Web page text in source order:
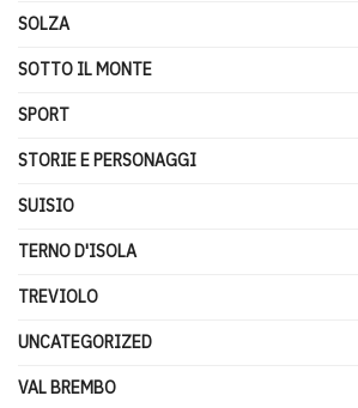
SOLZA
SOTTO IL MONTE
SPORT
STORIE E PERSONAGGI
SUISIO
TERNO D'ISOLA
TREVIOLO
UNCATEGORIZED
VAL BREMBO